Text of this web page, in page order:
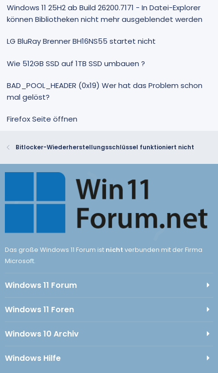
Windows 11 25H2 ab Build 26200.7171 - In Datei-Explorer
können Bibliotheken nicht mehr ausgeblendet werden
LG BluRay Brenner BH16NS55 startet nicht
Wie 512GB SSD auf 1TB SSD umbauen ?
BAD_POOL_HEADER (0x19) Wer hat das Problem schon
mal gelöst?
Firefox Seite öffnen
Bitlocker-Wiederherstellungsschlüssel funktioniert nicht
Das große Windows 11 Forum ist nicht verbunden mit der Firma
Microsoft.
Windows 11 Forum
Windows 11 Foren
Windows 10 Archiv
Windows Hilfe